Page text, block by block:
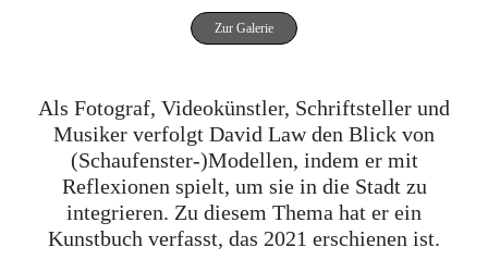
Zur Galerie
Als Fotograf, Videokünstler, Schriftsteller und
Musiker verfolgt David Law den Blick von
(Schaufenster-)Modellen, indem er mit
Reflexionen spielt, um sie in die Stadt zu
integrieren. Zu diesem Thema hat er ein
Kunstbuch verfasst, das 2021 erschienen ist.